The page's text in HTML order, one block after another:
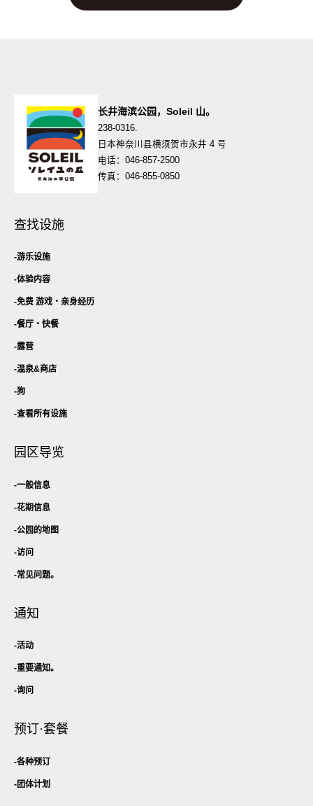
长井海滨公园，Soleil 山。
238-0316.
日本神奈川县横须贺市永井 4 号
电话：046-857-2500
传真：046-855-0850
查找设施
游乐设施
体验内容
免费 游戏・ 亲身经历
餐厅・ 快餐
露营
温泉&商店
狗
查看所有设施
园区导览
一般信息
花期信息
公园的地图
访问
常见问题。
通知
活动
重要通知。
询问
预订·套餐
各种预订
团体计划